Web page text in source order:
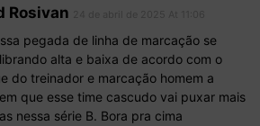
Rosivan
pegada de linha de marcação se
alta e baixa de acordo com o
do treinador e marcação homem a
que esse time cascudo vai puxar mais
nessa série B. Bora pra cima